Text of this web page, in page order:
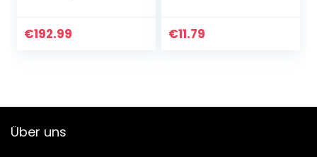
Transferpresse
€192.99 €11.79
Über uns